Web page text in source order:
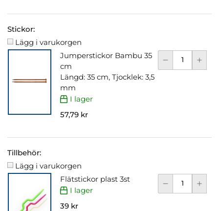
Stickor:
Lägg i varukorgen
Jumperstickor Bambu 35
cm
Längd: 35 cm, Tjocklek: 3,5
mm
I lager
57,79 kr
Tillbehör:
Lägg i varukorgen
Flätstickor plast 3st
I lager
39 kr